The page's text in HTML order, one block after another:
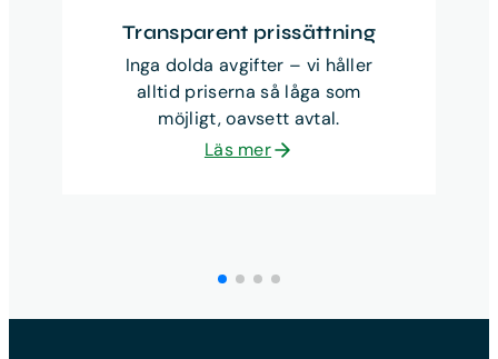
Transparent prissättning
Inga dolda avgifter – vi håller
alltid priserna så låga som
möjligt, oavsett avtal.
Läs mer